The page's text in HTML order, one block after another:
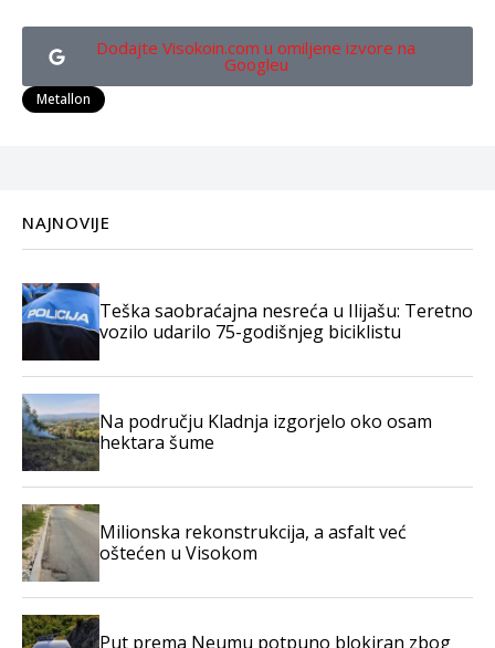
Dodajte Visokoin.com u omiljene izvore na
Googleu
Metallon
NAJNOVIJE
Teška saobraćajna nesreća u Ilijašu: Teretno
vozilo udarilo 75-godišnjeg biciklistu
Na području Kladnja izgorjelo oko osam
hektara šume
Milionska rekonstrukcija, a asfalt već
oštećen u Visokom
Put prema Neumu potpuno blokiran zbog